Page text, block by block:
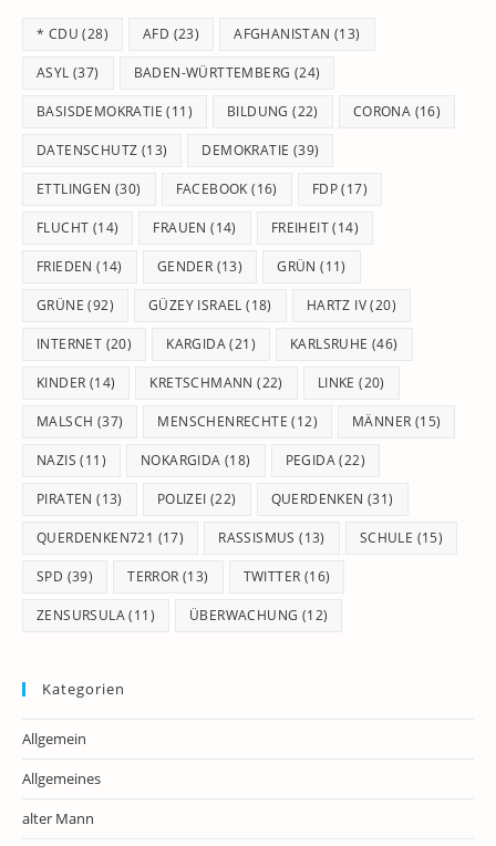
* CDU (28) AFD (23) AFGHANISTAN (13)
ASYL (37) BADEN-WÜRTTEMBERG (24)
BASISDEMOKRATIE (11) BILDUNG (22) CORONA (16)
DATENSCHUTZ (13) DEMOKRATIE (39)
ETTLINGEN (30) FACEBOOK (16) FDP(17)
FLUCHT (14) FRAUEN (14) FREIHEIT(14)
FRIEDEN (14) GENDER (13) GRÜN (11)
GRÜNE (92) GÜZEY ISRAEL (18) HARTZ IV(20)
INTERNET (20) KARGIDA(21) KARLSRUHE (46)
KINDER (14) KRETSCHMANN (22) LINKE (20)
MALSCH (37) MENSCHENRECHTE (12) MÄNNER (15)
NAZIS (11) NOKARGIDA (18) PEGIDA(22)
PIRATEN (13) POLIZEI (22) QUERDENKEN (31)
QUERDENKEN721 (17) RASSISMUS (13) SCHULE (15)
SPD (39) TERROR (13) TWITTER (16)
ZENSURSULA(11) ÜBERWACHUNG (12)
Kategorien
Allgemein
Allgemeines
alter Mann